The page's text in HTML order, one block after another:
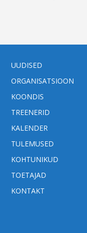
UUDISED
ORGANISATSIOON
KOONDIS
TREENERID
KALENDER
TULEMUSED
KOHTUNIKUD
TOETAJAD
KONTAKT